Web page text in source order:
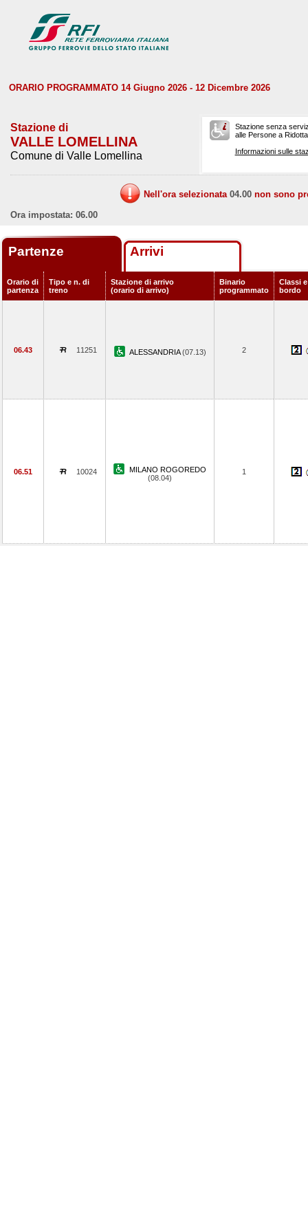
ORARIO PROGRAMMATO 14 Giugno 2026 - 12 Dicembre 2026
Stazione di
VALLE LOMELLINA
Comune di Valle Lomellina
Stazione senza
alle Persone a
Informazioni sulle
Nell'ora selezionata 04.00 non sono
Ora impostata: 06.00
Partenze Arrivi
Orario di
partenza
Tipo e n. di
treno
Stazione di arrivo
(orario di arrivo)
Binario
programmato
Classi
bordo
06.43 11251 ALESSANDRIA(07.13) 2
06.51 10024
MILANO ROGOREDO
(08.04)
1